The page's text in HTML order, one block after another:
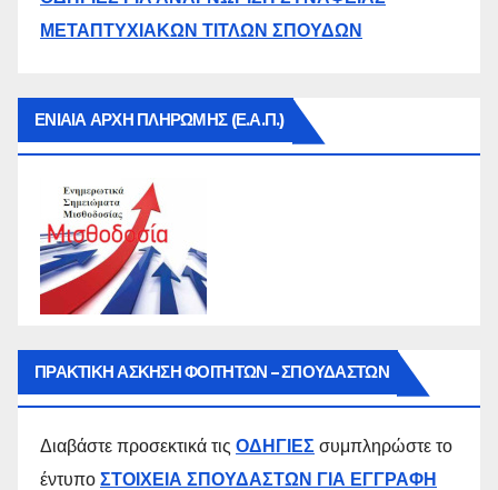
ΜΕΤΑΠΤΥΧΙΑΚΩΝ ΤΙΤΛΩΝ ΣΠΟΥΔΩΝ
ΕΝΙΑΙΑ ΑΡΧΗ ΠΛΗΡΩΜΗΣ (Ε.Α.Π.)
ΠΡΑΚΤΙΚΗ ΑΣΚΗΣΗ ΦΟΙΤΗΤΩΝ – ΣΠΟΥΔΑΣΤΩΝ
Διαβάστε προσεκτικά τις ΟΔΗΓΙΕΣ συμπληρώστε το
έντυπο ΣΤΟΙΧΕΙΑ ΣΠΟΥΔΑΣΤΩΝ ΓΙΑ ΕΓΓΡΑΦΗ